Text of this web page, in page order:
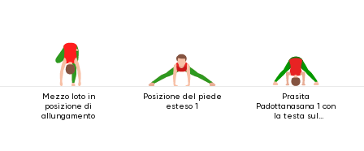
Mezzo loto in
posizione di
allungamento
Posizione del piede
esteso 1
Prasita
Padottanasana 1 con
la testa sul